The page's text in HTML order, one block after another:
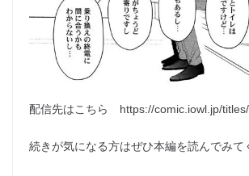
配信先はこちら https://comic.iowl.jp/
続きが気になる方はぜひ本編を読んでみて